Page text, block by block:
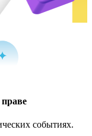
событиях.